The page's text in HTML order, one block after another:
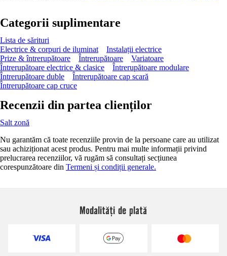
Categorii suplimentare
Lista de sărituri
Electrice & corpuri de iluminat
Instalații electrice
Prize & întrerupătoare
Întrerupătoare
Variatoare
Întrerupătoare electrice & clasice
Întrerupătoare modulare
Întrerupătoare duble
Întrerupătoare cap scară
Întrerupătoare cap cruce
Recenzii din partea clienților
Salt zonă
Nu garantăm că toate recenziile provin de la persoane care au utilizat
sau achiziționat acest produs. Pentru mai multe informații privind
prelucrarea recenziilor, vă rugăm să consultați secțiunea
corespunzătoare din Termeni și condiții generale.
Modalități de plată